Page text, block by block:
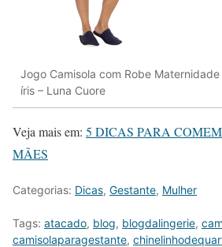
Jogo Camisola com Robe
íris – Luna Cuore
Veja mais em: 5 DICAS PARA
MÃES
Categorias: Dicas, Gestante, Mulher
Tags: atacado, blog, blogdalingerie,
camisolaparagestante,